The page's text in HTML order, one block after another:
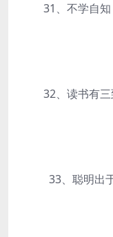
31、不学自知
32、读书有三
33、聪明出